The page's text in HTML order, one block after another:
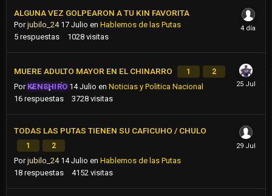
ALGUNA VEZ GOLPEARON A TU KIN FAVORITA
Porjubilo_24 17 Julio en Hablemos de las Putas
5 respuestas 1028 visitas
MUERE ADULTO MAYOR EN EL CHINARRO 1 2
Por KENSHIRO 14 Julio enNoticias y Politica Nacional
16 respuestas 3728 visitas
TODAS LAS PUTAS TIENEN SU CAFICUHO / CHULO
1 2
Porjubilo_24 14 Julio en Hablemos de las Putas
18 respuestas 4152 visitas